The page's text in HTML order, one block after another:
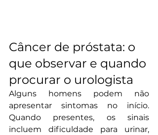
Câncer de próstata: o
que observar e quando
procurar o urologista
Alguns homens podem não
apresentar sintomas no início.
Quando presentes, os sinais
incluem dificuldade para urinar,